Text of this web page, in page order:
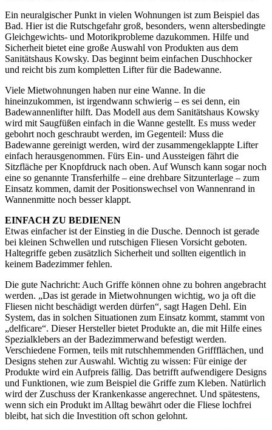
Ein neuralgischer Punkt in vielen Wohnungen ist zum Beispiel das
Bad. Hier ist die Rutschgefahr groß, besonders, wenn altersbedingte
Gleichgewichts- und Motorikprobleme dazukommen. Hilfe und
Sicherheit bietet eine große Auswahl von Produkten aus dem
Sanitätshaus Kowsky. Das beginnt beim einfachen Duschhocker
und reicht bis zum kompletten Lifter für die Badewanne.
Viele Mietwohnungen haben nur eine Wanne. In die
hineinzukommen, ist irgendwann schwierig – es sei denn, ein
Badewannenlifter hilft. Das Modell aus dem Sanitätshaus Kowsky
wird mit Saugfüßen einfach in die Wanne gestellt. Es muss weder
gebohrt noch geschraubt werden, im Gegenteil: Muss die
Badewanne gereinigt werden, wird der zusammengeklappte Lifter
einfach herausgenommen. Fürs Ein- und Aussteigen fährt die
Sitzfläche per Knopfdruck nach oben. Auf Wunsch kann sogar noch
eine so genannte Transferhilfe – eine drehbare Sitzunterlage – zum
Einsatz kommen, damit der Positionswechsel von Wannenrand in
Wannenmitte noch besser klappt.
EINFACH ZU BEDIENEN
Etwas einfacher ist der Einstieg in die Dusche. Dennoch ist gerade
bei kleinen Schwellen und rutschigen Fliesen Vorsicht geboten.
Haltegriffe geben zusätzlich Sicherheit und sollten eigentlich in
keinem Badezimmer fehlen.
Die gute Nachricht: Auch Griffe können ohne zu bohren angebracht
werden. „Das ist gerade in Mietwohnungen wichtig, wo ja oft die
Fliesen nicht beschädigt werden dürfen“, sagt Hagen Dehl. Ein
System, das in solchen Situationen zum Einsatz kommt, stammt von
„delficare“. Dieser Hersteller bietet Produkte an, die mit Hilfe eines
Spezialklebers an der Badezimmerwand befestigt werden.
Verschiedene Formen, teils mit rutschhemmenden Griffflächen, und
Designs stehen zur Auswahl. Wichtig zu wissen: Für einige der
Produkte wird ein Aufpreis fällig. Das betrifft aufwendigere Designs
und Funktionen, wie zum Beispiel die Griffe zum Kleben. Natürlich
wird der Zuschuss der Krankenkasse angerechnet. Und spätestens,
wenn sich ein Produkt im Alltag bewährt oder die Fliese lochfrei
bleibt, hat sich die Investition oft schon gelohnt.